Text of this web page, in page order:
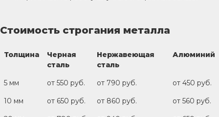
Стоимость строгания металла
Толщина
Черная
сталь
Нержавеющая
сталь
Алюминий
5 мм от 550 руб. от 790 руб. от 450 руб.
10 мм от 650 руб. от 860 руб. от 560 руб.